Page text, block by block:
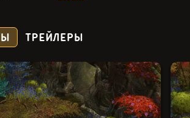
ТРЕЙЛЕРЫ